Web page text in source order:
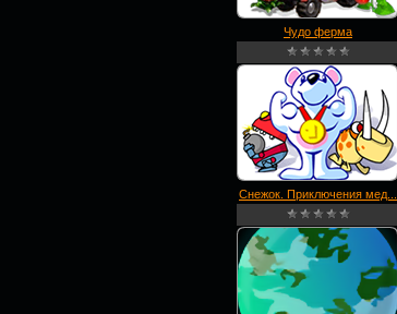
Чудо ферма
Снежок. Приключения мед...